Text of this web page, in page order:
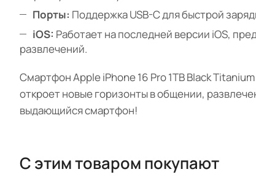
Порты: Поддержка USB-C для быстрой
iOS: Работает на последней версии iOS,
развлечений.
Смартфон Apple iPhone 16 Pro 1TB Black
откроет новые горизонты в общении,
выдающийся смартфон!
С этим товаром покупают